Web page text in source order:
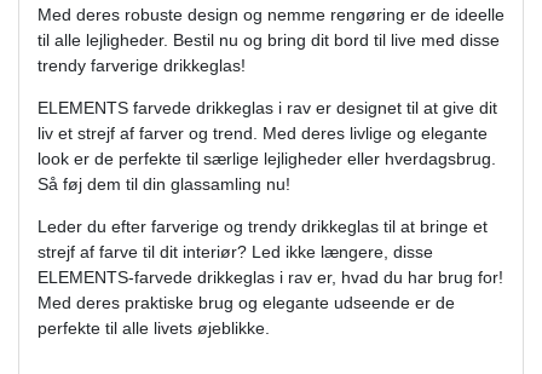
Med deres robuste design og nemme rengøring er de ideelle
til alle lejligheder. Bestil nu og bring dit bord til live med disse
trendy farverige drikkeglas!
ELEMENTS farvede drikkeglas i rav er designet til at give dit
liv et strejf af farver og trend. Med deres livlige og elegante
look er de perfekte til særlige lejligheder eller hverdagsbrug.
Så føj dem til din glassamling nu!
Leder du efter farverige og trendy drikkeglas til at bringe et
strejf af farve til dit interiør? Led ikke længere, disse
ELEMENTS-farvede drikkeglas i rav er, hvad du har brug for!
Med deres praktiske brug og elegante udseende er de
perfekte til alle livets øjeblikke.